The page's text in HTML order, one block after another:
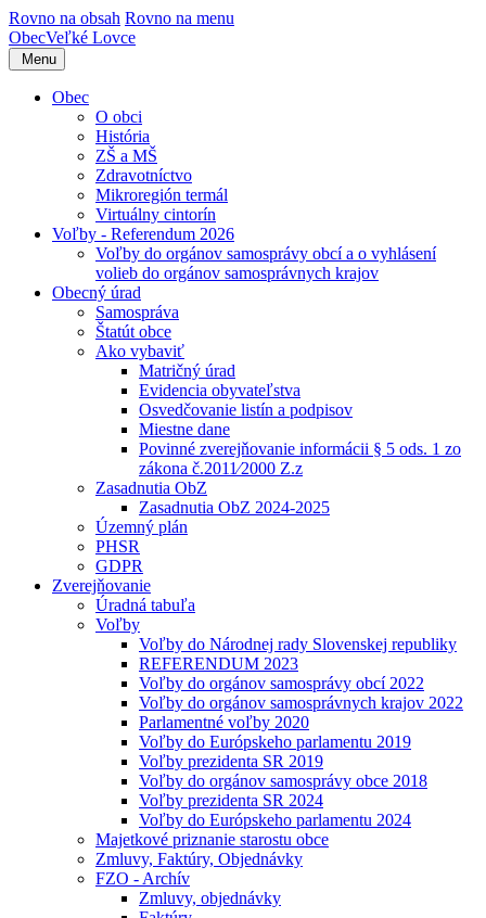
Rovno na obsah Rovno na menu
ObecVeľké Lovce
Menu
Obec
O obci
História
ZŠ a MŠ
Zdravotníctvo
Mikroregión termál
Virtuálny cintorín
Voľby - Referendum 2026
Voľby do orgánov samosprávy obcí a o vyhlásení
volieb do orgánov samosprávnych krajov
Obecný úrad
Samospráva
Štatút obce
Ako vybaviť
Matričný úrad
Evidencia obyvateľstva
Osvedčovanie listín a podpisov
Miestne dane
Povinné zverejňovanie informácii § 5 ods. 1 zo
zákona č.2011⁄2000 Z.z
Zasadnutia ObZ
Zasadnutia ObZ 2024-2025
Územný plán
PHSR
GDPR
Zverejňovanie
Úradná tabuľa
Voľby
Voľby do Národnej rady Slovenskej republiky
REFERENDUM 2023
Voľby do orgánov samosprávy obcí 2022
Voľby do orgánov samosprávnych krajov 2022
Parlamentné voľby 2020
Voľby do Európskeho parlamentu 2019
Voľby prezidenta SR 2019
Voľby do orgánov samosprávy obce 2018
Voľby prezidenta SR 2024
Voľby do Európskeho parlamentu 2024
Majetkové priznanie starostu obce
Zmluvy, Faktúry, Objednávky
FZO - Archív
Zmluvy, objednávky